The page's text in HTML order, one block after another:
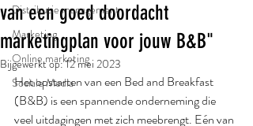
Distributie management
Marketing
Online marketing
Sociale Media
van een goed doordacht
marketingplan voor jouw B&B"
Bijgewerkt op:12 mei 2023
Het opstarten van een Bed and Breakfast
(B&B) is een spannende onderneming die
veel uitdagingen met zich meebrengt. Eén van